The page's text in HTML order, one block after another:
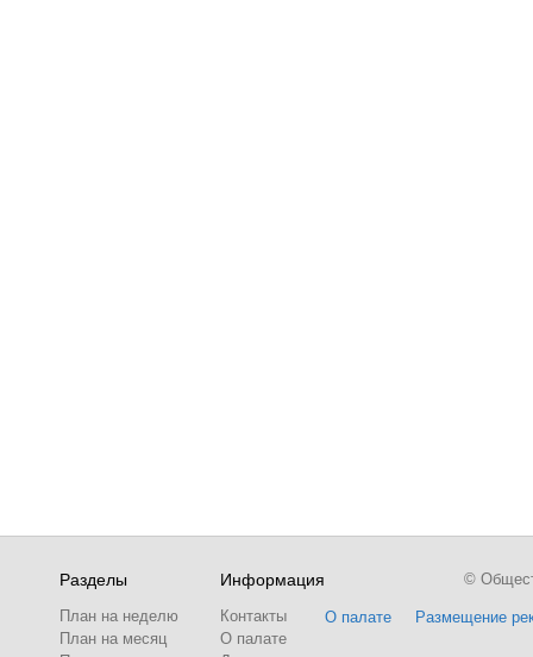
Разделы
План на неделю
План на месяц
Информация
Контакты
О палате
О палате Размещение
©